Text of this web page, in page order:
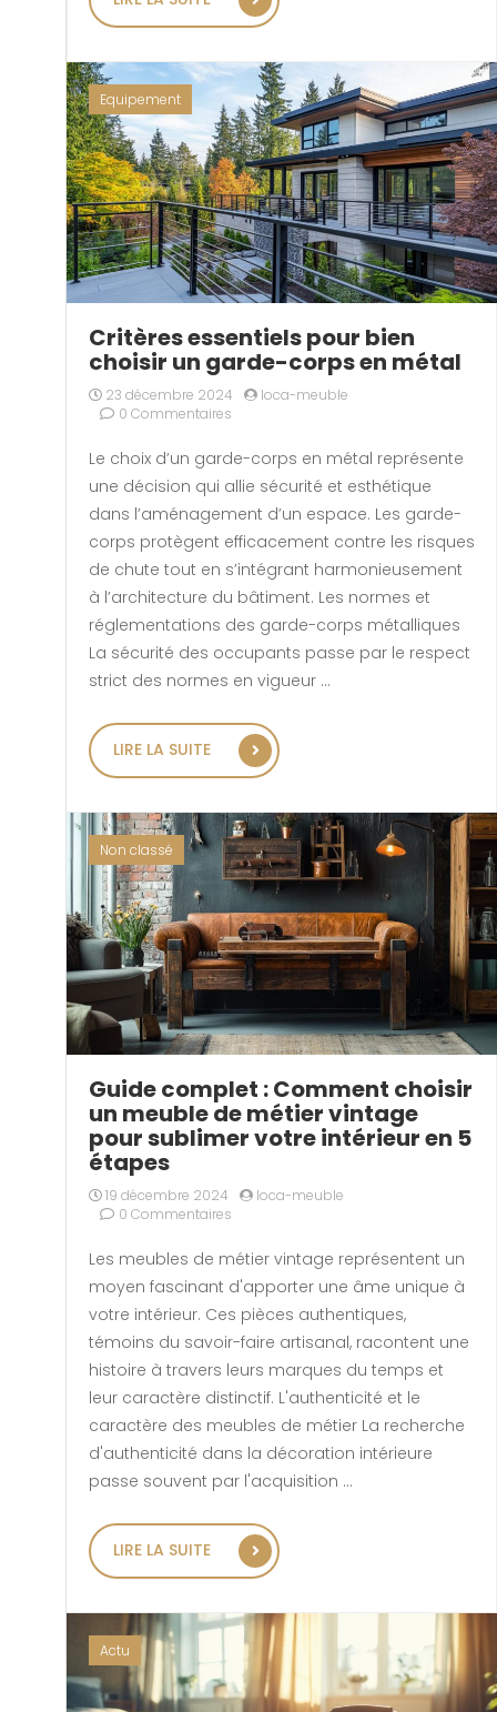
Equipement
Critères essentiels pour bien
choisir un garde-corps en métal
23 décembre 2024
loca-meuble
0 Commentaires
Le choix d’un garde-corps en métal représente
une décision qui allie sécurité et esthétique
dans l’aménagement d’un espace. Les garde-
corps protègent efficacement contre les risques
de chute tout en s’intégrant harmonieusement
à l’architecture du bâtiment. Les normes et
réglementations des garde-corps métalliques
La sécurité des occupants passe par le respect
strict des normes en vigueur …
LIRE LA SUITE « CRITÈRES ESSENTIELS
Non classé
Guide complet : Comment choisir
un meuble de métier vintage
pour sublimer votre intérieur en 5
étapes
19 décembre 2024
loca-meuble
0 Commentaires
Les meubles de métier vintage représentent un
moyen fascinant d'apporter une âme unique à
votre intérieur. Ces pièces authentiques,
témoins du savoir-faire artisanal, racontent une
histoire à travers leurs marques du temps et
leur caractère distinctif. L'authenticité et le
caractère des meubles de métier La recherche
d'authenticité dans la décoration intérieure
passe souvent par l'acquisition …
LIRE LA SUITE « GUIDE COMPLET :
Actu